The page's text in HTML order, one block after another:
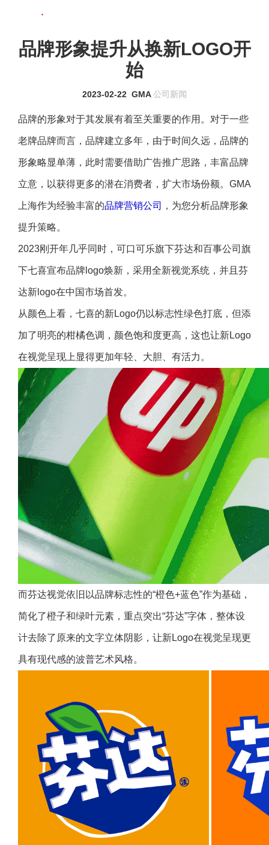
品牌形象提升从换新LOGO开
始
2023-02-22 GMA 公司新闻
品牌的形象对于其发展有着至关重要的作用。对于一些
老牌品牌而言，品牌建立多年，由于时间久远，品牌的
形象略显单薄，此时需要借助广告推广思路，丰富品牌
立意，以获得更多的潜在消费者，扩大市场份额。GMA
上海作为经验丰富的品牌营销公司 ，为您分析品牌形象
提升策略。
2023刚开年几乎同时，可口可乐旗下芬达和百事公司旗
下七喜宣布品牌logo焕新，采用全新视觉系统，并且芬
达新logo在中国市场首发。
从颜色上看，七喜的新Logo仍以标志性绿色打底，但添
加了明亮的柑橘色调，颜色饱和度更高，这也让新Logo
在视觉呈现上显得更加年轻、大胆、有活力。
而芬达视觉依旧以品牌标志性的“橙色+蓝色”作为基础，
简化了橙子和绿叶元素，重点突出“芬达”字体，整体设
计去除了原来的文字立体阴影，让新Logo在视觉呈现更
具有现代感的波普艺术风格。